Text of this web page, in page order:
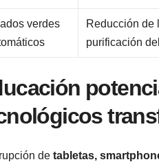
verdes
Reducción de
purificación‍
de tabletas,